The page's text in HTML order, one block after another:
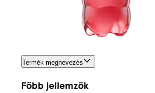
Termék megnevezés
Főbb jellemzők